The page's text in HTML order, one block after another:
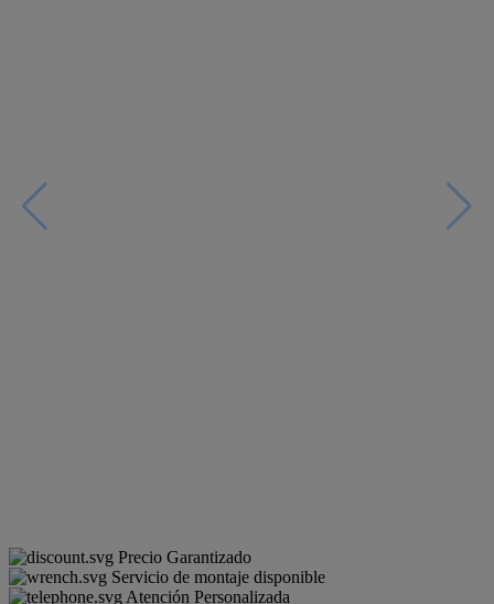
Precio Garantizado
Servicio de montaje disponible
Atención Personalizada